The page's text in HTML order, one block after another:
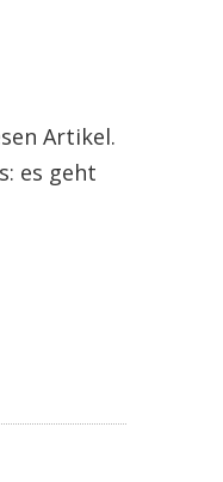
Artikel.
es geht